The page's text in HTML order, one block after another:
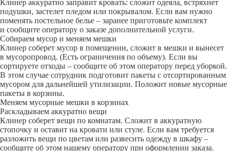
Клинер аккуратно заправит кровать: сложит одеяла, встряхнет
подушки, застелет пледом или покрывалом. Если вам нужно
поменять постельное белье – заранее приготовьте комплект
и сообщите оператору о заказе дополнительной услуги.
Собираем мусор и меняем мешки
Клинер соберет мусор в помещении, сложит в мешки и вынесет
в мусоропровод. (Есть ограничения по объему). Если вы
сортируете отходы – сообщите об этом оператору перед уборкой.
В этом случае сотрудник подготовит пакеты с отсортированным
мусором для дальнейшей утилизации. Положит новые мусорные
пакеты в корзины.
Меняем мусорные мешки в корзинах
Раскладываем аккуратно вещи
Клинер соберет вещи по комнатам. Сложит в аккуратную
стопочку и оставит на кровати или стуле. Если вам требуется
разложить вещи по цветам или развесить одежду в шкафу –
сообщите об этом нашему оператору при оформлении заказа.